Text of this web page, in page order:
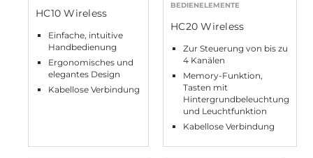
HC10 Wireless
Einfache, intuitive
Handbedienung
Ergonomisches und
elegantes Design
Kabellose Verbindung
BEDIENELEMENTE
HC20 Wireless
Zur Steuerung von bis zu
4 Kanälen
Memory-Funktion,
Tasten mit
Hintergrundbeleuchtung
und Leuchtfunktion
Kabellose Verbindung